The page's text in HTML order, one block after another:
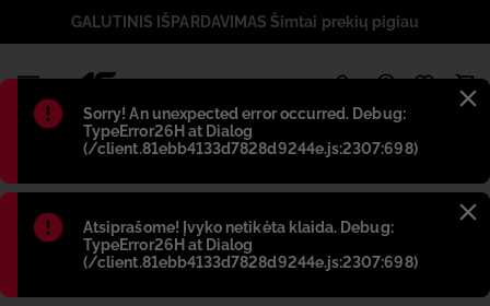
Błąd:
Sorry! An unexpected error occurred. Debug:
TypeError26H at Dialog
(/client.81ebb4133d7828d9244e.js:2307:698)
Błąd:
Atsiprašome! Įvyko netikėta klaida. Debug:
TypeError26H at Dialog
(/client.81ebb4133d7828d9244e.js:2307:698)
GALUTINIS IŠPARDAVIMAS Šimtai prekių pigiau